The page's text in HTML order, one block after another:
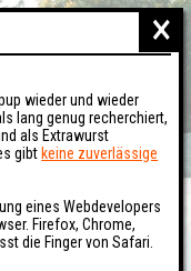
×
wieder und wieder
lang genug recherchiert,
als Extrawurst
gibt keine zuverlässige
eines Webdevelopers
Firefox, Chrome,
die Finger von Safari.